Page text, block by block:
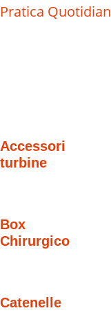
Pratica
Accessori
turbine
Box
Chirurgico
Catenelle